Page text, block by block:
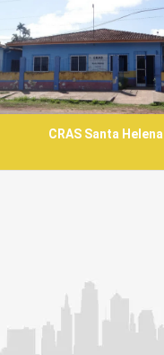
CRAS Santa Helena